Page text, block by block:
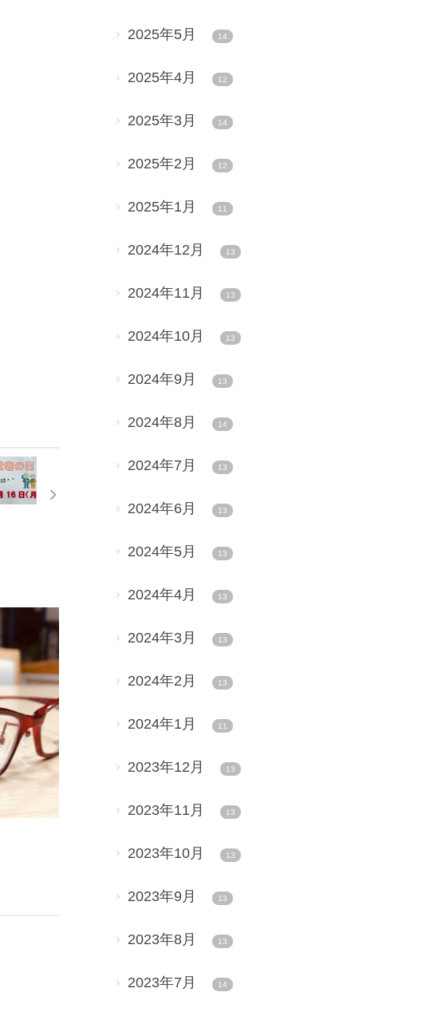
2025年5月 14
2025年4月 12
2025年3月 14
2025年2月 12
2025年1月 11
2024年12月 13
2024年11月 13
2024年10月 13
2024年9月 13
2024年8月 14
2024年7月 13
2024年6月 13
2024年5月 13
2024年4月 13
2024年3月 13
2024年2月 13
2024年1月 11
2023年12月 13
2023年11月 13
2023年10月 13
2023年9月 13
2023年8月 13
2023年7月 14